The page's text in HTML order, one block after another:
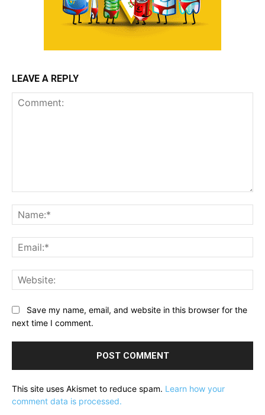
LEAVE A REPLY
Save my name, email, and website in this browser for the
next time I comment.
This site uses Akismet to reduce spam. Learn how your
comment data is processed.